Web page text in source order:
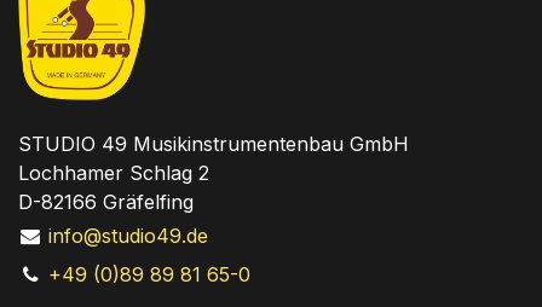
STUDIO 49 Musikinstrumentenbau GmbH
Lochhamer Schlag 2
D-82166 Gräfelfing
info@studio49.de
+49 (0)89 89 81 65-0